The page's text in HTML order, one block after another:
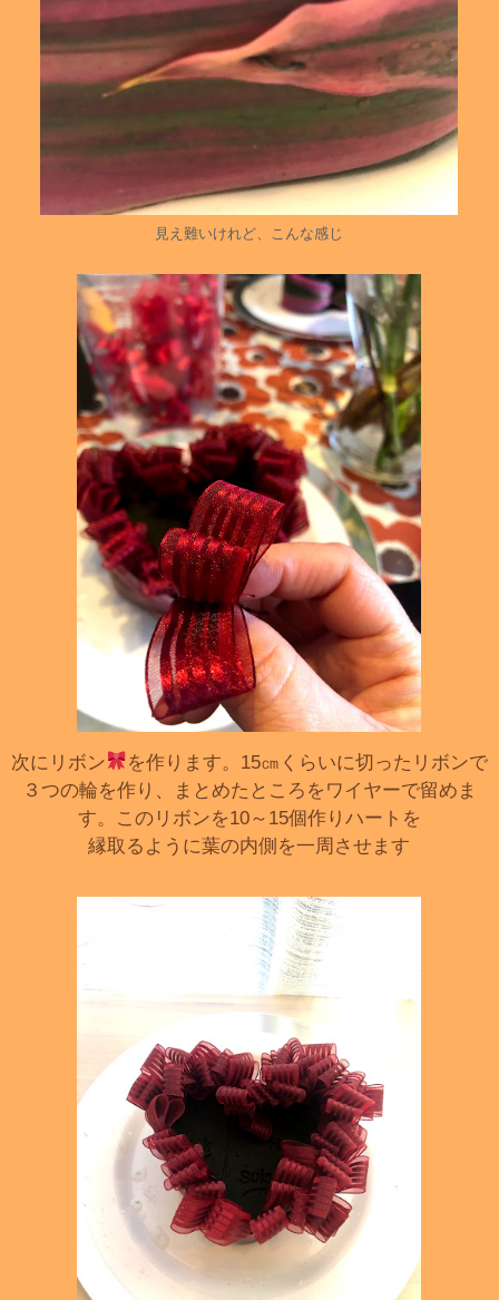
見え難いけれど、こんな感じ
次にリボン
を作ります。15㎝くらいに切ったリボンで
３つの輪を作り、まとめたところをワイヤーで留めま
す。このリボンを10～15個作りハートを
縁取るように葉の内側を一周させます